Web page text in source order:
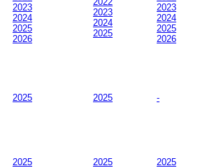
2023
2024
2025
2026
2023
2024
2025
2023
2024
2025
2026
2025 2025 -
2025
2025
2025